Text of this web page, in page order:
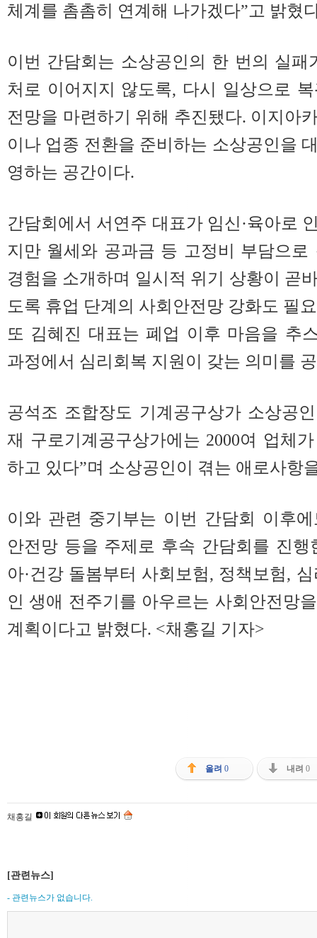
체계를 촘촘히 연계해 나가겠다”고 밝혔
이번 간담회는 소상공인의 한 번의 실
처로 이어지지 않도록, 다시 일상으로
전망을 마련하기 위해 추진됐다. 이지아
이나 업종 전환을 준비하는 소상공인을
영하는 공간이다.
간담회에서 서연주 대표가 임신·육아로
지만 월세와 공과금 등 고정비 부담으
경험을 소개하며 일시적 위기 상황이 곧
도록 휴업 단계의 사회안전망 강화도 필
또 김혜진 대표는 폐업 이후 마음을 추
과정에서 심리회복 지원이 갖는 의미를
공석조 조합장도 기계공구상가 소상공
재 구로기계공구상가에는 2000여 업체
하고 있다”며 소상공인이 겪는 애로사항
이와 관련 중기부는 이번 간담회 이후
안전망 등을 주제로 후속 간담회를 진
아·건강 돌봄부터 사회보험, 정책보험,
인 생애 전주기를 아우르는 사회안전망
계획이다고 밝혔다. <채홍길 기자>
올려 0 내려 0
채홍길
[관련뉴스]
- 관련뉴스가 없습니다.